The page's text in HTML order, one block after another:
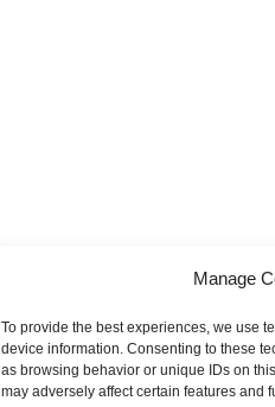
Manage
To provide the best experiences, we use
device information. Consenting to these
as browsing behavior or unique IDs on
may adversely affect certain features and
Contacto
rab@tuviaserber.com